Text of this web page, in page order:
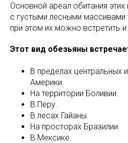
Основной ареал обитания
с густыми лесными массивами
при этом их можно встретить и
Этот вид обезьяны
В пределах центральных
Америки.
На территории Боливии.
В Перу.
В лесах Гайаны.
На просторах Бразилии.
В Мексике.